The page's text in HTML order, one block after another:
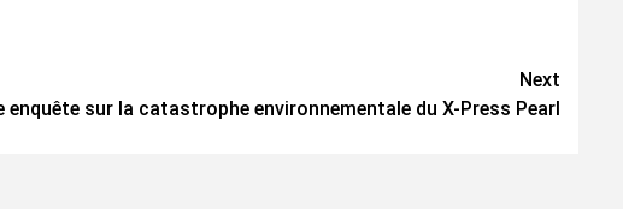
Next
enquête sur la catastrophe environnementale du X-Press Pearl